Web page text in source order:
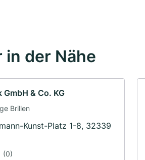
in der Nähe
& Co. KG
Brillen
Kunst-Platz 1-8, 32339
(0)